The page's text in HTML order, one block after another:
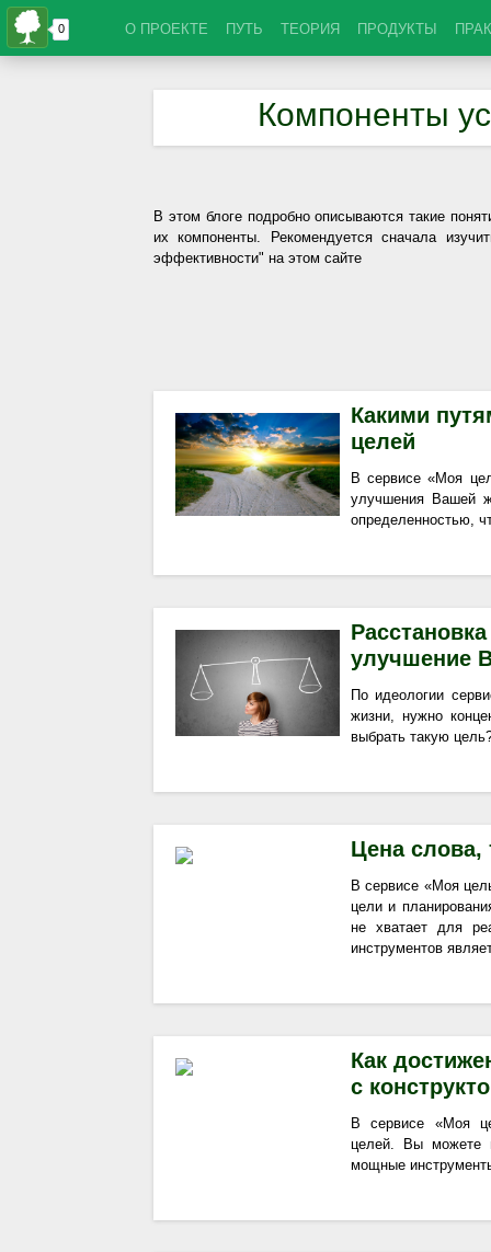
О ПРОЕКТЕ ПУТЬ ТЕОРИЯ ПРОДУКТЫ
Компоненты
В этом блоге подробно описываются такие
их компоненты. Рекомендуется сначала
эффективности" на этом сайте
Какими
целей
В сервисе «Моя
улучшения Вашей
определенностью,
улучшение
По идеологии
жизни, нужно
выбрать такую
Цена слова,
В сервисе «Моя
цели и
не хватает для
инструментов
Как
с
В сервисе «Моя
целей. Вы можете
мощные